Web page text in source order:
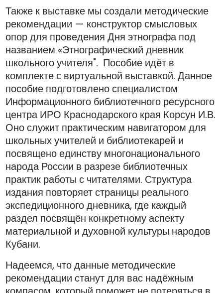
Также к выставке мы создали методические
рекомендации — конструктор смысловых
опор для проведения Дня этнографа под
названием «Этнографический дневник
школьного учителя". Пособие идёт в
комплекте с виртуальной выставкой. Данное
пособие подготовлено специалистом
Информационного библиотечного ресурсного
центра ИРО Краснодарского края Корсун И.В.
Оно служит практическим навигатором для
школьных учителей и библиотекарей и
посвящено единству многонационального
народа России в разрезе библиотечных
практик работы с читателями. Структура
издания повторяет страницы реального
экспедиционного дневника, где каждый
раздел посвящён конкретному аспекту
материальной и духовной культуры народов
Кубани.
Надеемся, что данные методические
рекомендации станут для вас надёжным